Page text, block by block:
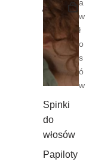
a
w
ł
o
s
ó
w
Spinki
do
włosów
Papiloty